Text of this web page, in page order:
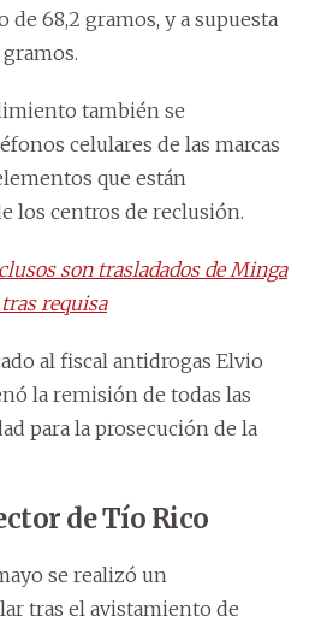
de 68,2 gramos, y a supuesta
también se
celulares de las marcas
que están
los centros de reclusión.
son trasladados de Minga
requisa
al fiscal antidrogas Elvio
la remisión de todas las
para la prosecución de la
de Tío Rico
se realizó un
tras el avistamiento de